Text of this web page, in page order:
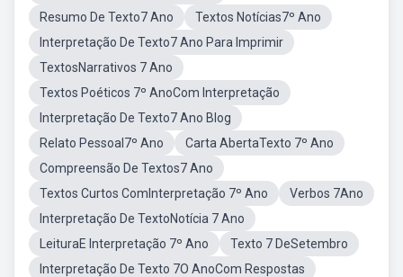
Resumo De Texto7 Ano
Textos Notícias7º Ano
Interpretação De Texto7 Ano Para Imprimir
TextosNarrativos 7 Ano
Textos Poéticos 7º AnoCom Interpretação
Interpretação De Texto7 Ano Blog
Relato Pessoal7º Ano
Carta AbertaTexto 7º Ano
Compreensão De Textos7 Ano
Textos Curtos ComInterpretação 7º Ano
Verbos 7Ano
Interpretação De TextoNotícia 7 Ano
LeituraE Interpretação 7º Ano
Texto 7 DeSetembro
Interpretação De Texto 7O AnoCom Respostas